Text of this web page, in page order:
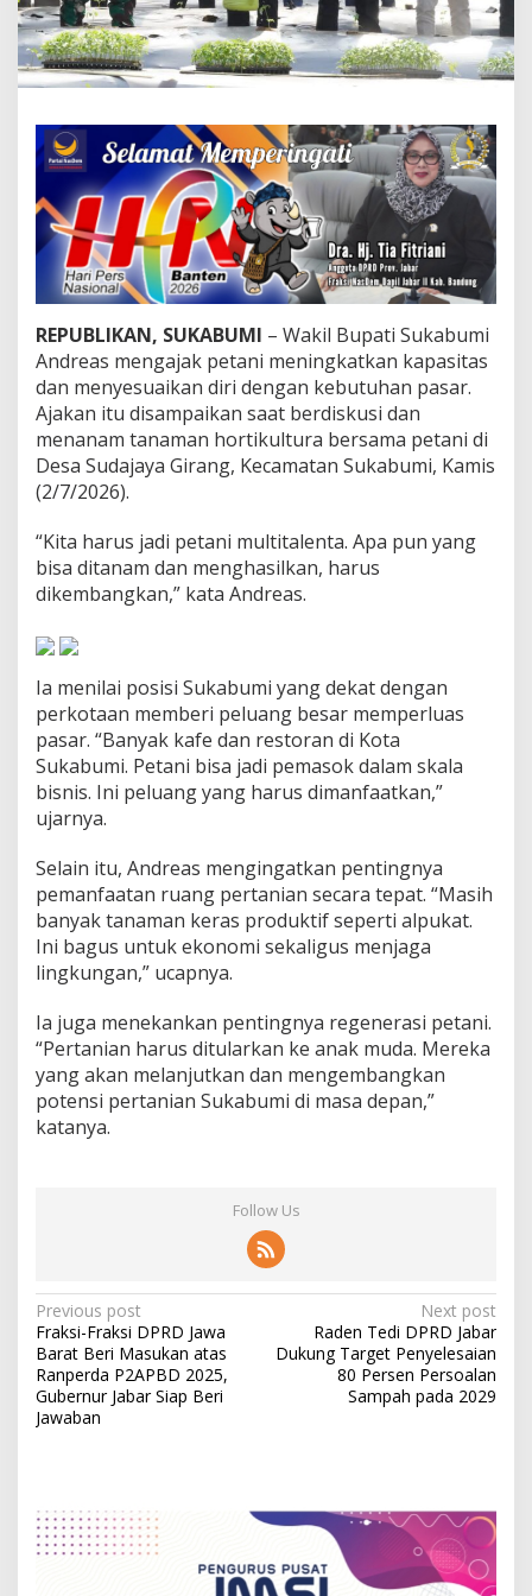
e
a
s
D
n
g
P
e
t
a
n
i
M
l
t
i
t
a
l
t
a
REPUBLIKAN, SUKABUMI – Wakil Bupati Sukabumi
Andreas mengajak petani meningkatkan kapasitas
dan menyesuaikan diri dengan kebutuhan pasar.
Ajakan itu disampaikan saat berdiskusi dan
menanam tanaman hortikultura bersama petani di
Desa Sudajaya Girang, Kecamatan Sukabumi, Kamis
(2/7/2026).
“Kita harus jadi petani multitalenta. Apa pun yang
bisa ditanam dan menghasilkan, harus
dikembangkan,” kata Andreas.
Ia menilai posisi Sukabumi yang dekat dengan
perkotaan memberi peluang besar memperluas
pasar. “Banyak kafe dan restoran di Kota
Sukabumi. Petani bisa jadi pemasok dalam skala
bisnis. Ini peluang yang harus dimanfaatkan,”
ujarnya.
Selain itu, Andreas mengingatkan pentingnya
pemanfaatan ruang pertanian secara tepat. “Masih
banyak tanaman keras produktif seperti alpukat.
Ini bagus untuk ekonomi sekaligus menjaga
lingkungan,” ucapnya.
Ia juga menekankan pentingnya regenerasi petani.
“Pertanian harus ditularkan ke anak muda. Mereka
yang akan melanjutkan dan mengembangkan
potensi pertanian Sukabumi di masa depan,”
katanya.
Follow Us
P
o
s
t
v
i
Previous post
Fraksi-Fraksi DPRD Jawa
Barat Beri Masukan atas
Ranperda P2APBD 2025,
Gubernur Jabar Siap Beri
Jawaban
Next post
Raden Tedi DPRD Jabar
Dukung Target Penyelesaian
80 Persen Persoalan
Sampah pada 2029